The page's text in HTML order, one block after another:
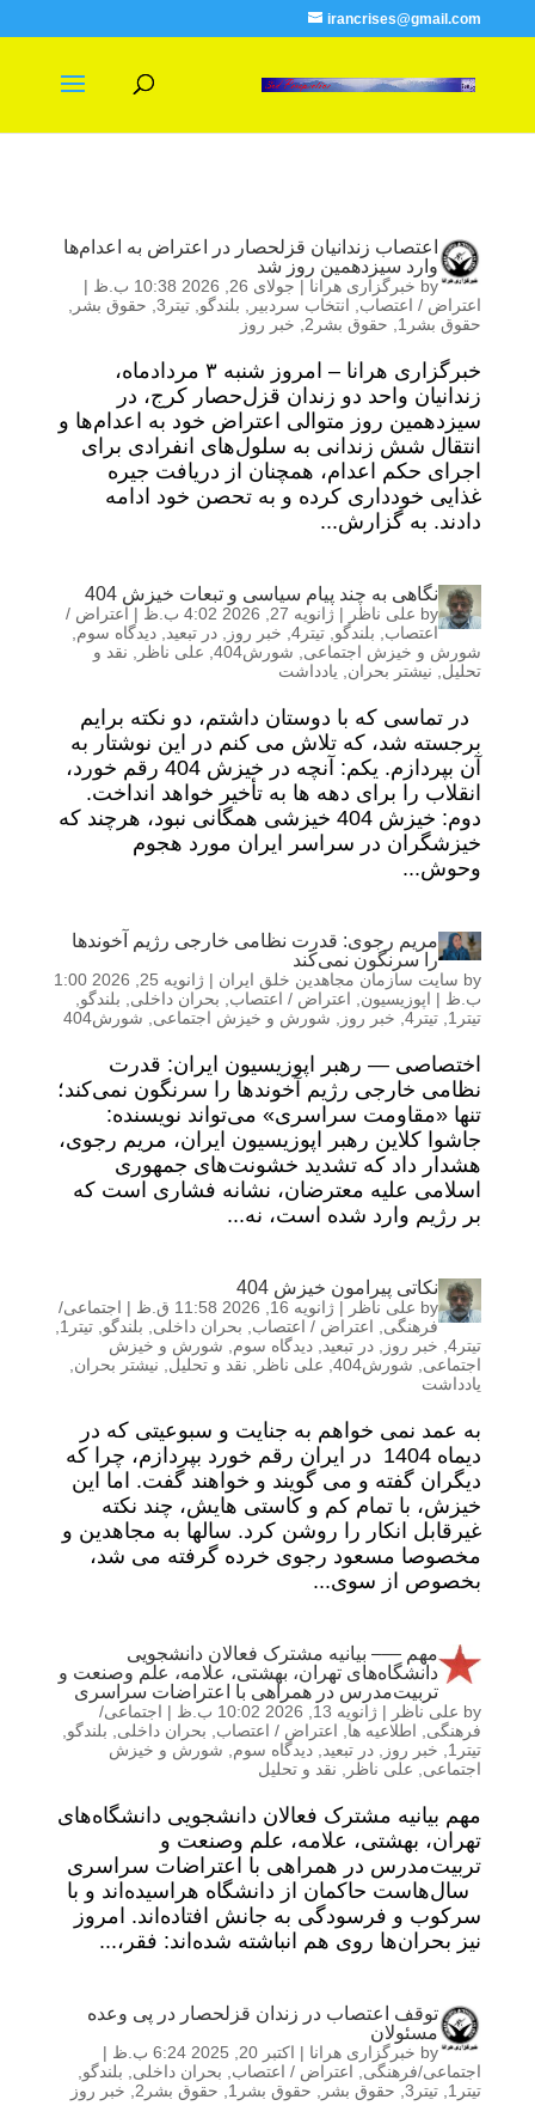
irancrises@gmail.com
اعتصاب زندانیان قزلحصار در اعتراض به اعدام‌ها
وارد سیزدهمین روز شد
by خبرگزاری هرانا | جولای 26, 2026 10:38 ب.ظ
|
اعتراض / اعتصاب
انتخاب سردبیر بلندگو تیتر3 , حقوق بشر
حقوق بشر1
حقوق بشر2 خبر روز
خبرگزاری هرانا – امروز شنبه ۳ مردادماه،
زندانیان واحد دو زندان قزل‌حصار کرج، در
سیزدهمین روز متوالی اعتراض خود به اعدام‌ها و
انتقال شش زندانی به سلول‌های انفرادی برای
اجرای حکم اعدام، همچنان از دریافت جیره
غذایی خودداری کرده و به تحصن خود ادامه
دادند. به گزارش...
نگاهی به چند پیام سیاسی و تبعات خیزش 404
by علی ناظر | ژانویه 27, 2026 4:02 ب.ظ | اعتراض /
اعتصاب
بلندگو تیتر4 , خبر روز در تبعید دیدگاه سوم
شورش و خیزش اجتماعی
شورش404 , علی ناظر
نقد و
تحلیل
نیشتر بحران یادداشت
در تماسی که با دوستان داشتم، دو نکته برایم
برجسته شد، که تلاش می کنم در این نوشتار به
آن بپردازم. یکم: آنچه در خیزش 404 رقم خورد،
انقلاب را برای دهه ها به تأخیر خواهد انداخت.
دوم: خیزش 404 خیزشی همگانی نبود، هرچند که
خیزشگران در سراسر ایران مورد هجوم
وحوش...
مریم رجوی: قدرت نظامی خارجی رژیم آخوندها
را سرنگون نمی‌کند
by سایت سازمان مجاهدین خلق ایران |
ژانویه 25, 2026 1:00
ب.ظ | اپوزیسیون اعتراض / اعتصاب بحران داخلی بلندگو
تیتر1
تیتر4 , خبر روز شورش و خیزش اجتماعی شورش404
اختصاصی — رهبر اپوزیسیون ایران: قدرت
نظامی خارجی رژیم آخوندها را سرنگون نمی‌کند؛
تنها «مقاومت سراسری» می‌تواند نویسنده:
جاشوا کلاین رهبر اپوزیسیون ایران، مریم رجوی،
هشدار داد که تشدید خشونت‌های جمهوری
اسلامی علیه معترضان، نشانه فشاری است که
بر رژیم وارد شده است، نه...
نکاتی پیرامون خیزش 404
by علی ناظر | ژانویه 16, 2026 11:58 ق.ظ | اجتماعی/
فرهنگی
اعتراض / اعتصاب بحران داخلی بلندگو تیتر1
تیتر4
, خبر روز در تبعید دیدگاه سوم
شورش و خیزش
اجتماعی
شورش404 , علی ناظر نقد و تحلیل نیشتر بحران
یادداشت
به عمد نمی خواهم به جنایت و سبوعیتی که در
دیماه 1404 در ایران رقم خورد بپردازم، چرا که
دیگران گفته و می گویند و خواهند گفت. اما این
خیزش، با تمام کم و کاستی هایش، چند نکته
غیرقابل انکار را روشن کرد. سالها به مجاهدین و
مخصوصا مسعود رجوی خرده گرفته می شد،
بخصوص از سوی...
مهم —– بیانیه مشترک فعالان دانشجویی
دانشگاه‌های تهران، بهشتی، علامه، علم و‌صنعت و
تربیت‌مدرس در همراهی با اعتراضات سراسری
by علی ناظر | ژانویه 13, 2026 10:02 ب.ظ | اجتماعی/
فرهنگی
اطلاعیه ها اعتراض / اعتصاب بحران داخلی بلندگو
تیتر1
خبر روز در تبعید دیدگاه سوم
شورش و خیزش
اجتماعی
علی ناظر نقد و تحلیل
مهم بیانیه مشترک فعالان دانشجویی دانشگاه‌های
تهران، بهشتی، علامه، علم و‌صنعت و
تربیت‌مدرس در همراهی با اعتراضات سراسری
سال‌هاست حاکمان از دانشگاه هراسیده‌اند و با
سرکوب و فرسودگی به جانش افتاده‌اند. امروز
نیز بحران‌ها روی هم انباشته شده‌اند: فقر،...
توقف اعتصاب در زندان قزلحصار در پی وعده
مسئولان
by خبرگزاری هرانا | اکتبر 20, 2025 6:24 ب.ظ
|
اجتماعی/فرهنگی
اعتراض / اعتصاب بحران داخلی بلندگو
تیتر1
تیتر3 , حقوق بشر حقوق بشر1 حقوق بشر2 خبر روز